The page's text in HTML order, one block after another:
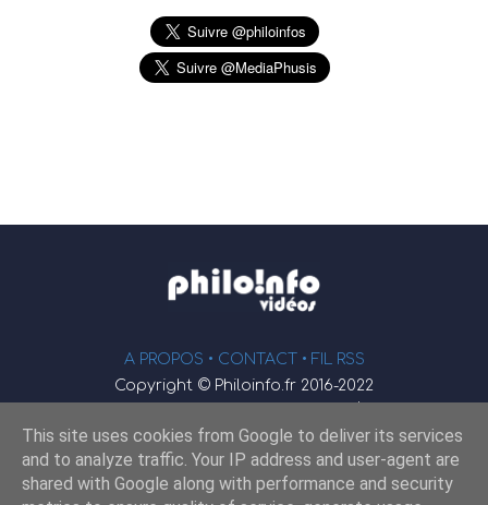
A PROPOS • CONTACT • FIL RSS
Copyright © Philoinfo.fr 2016-2022
φ
Webmaster : JEND
This site uses cookies from Google to deliver its services
and to analyze traffic. Your IP address and user-agent are
shared with Google along with performance and security